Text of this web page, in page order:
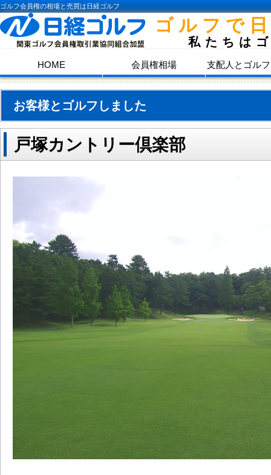
ゴルフ会員権の相場と売買は日経ゴルフ
ゴルフで
私たちは
HOME 会員権相場 支配人とゴル
お客様とゴルフしました
戸塚カントリー倶楽部